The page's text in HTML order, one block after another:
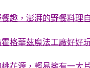
趣，澎湃的野餐料理
格華茲魔法工廠好好
花源，輕易擁有一大